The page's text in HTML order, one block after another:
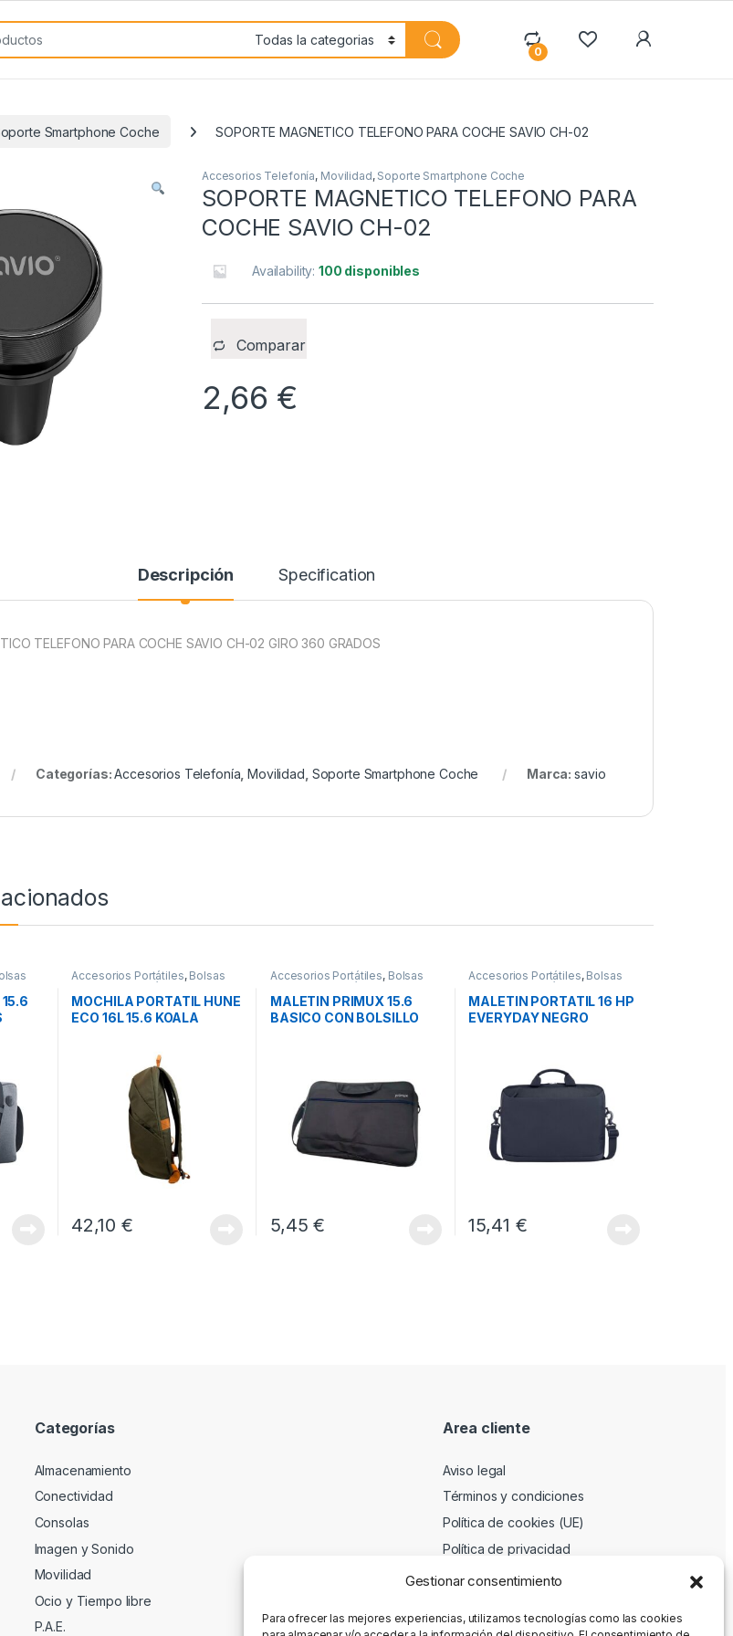
Gestionar consentimiento
Para ofrecer las mejores experiencias, utilizamos tecnologías como las cookies
0
Smartphone Coche SOPORTE MAGNETICO TELEFONO PARA COCHE SAVIO CH-02
Accesorios Telefonía, Movilidad, Soporte Smartphone Coche
SOPORTE MAGNETICO TELEFONO PARA
COCHE SAVIO CH-02
Availability:100 disponibles
Comparar
2,66 €
Descripción Specification
TELEFONO PARA COCHE SAVIO CH-02 GIRO 360 GRADOS
Categorías:Accesorios Telefonía ,Movilidad Soporte Smartphone Coche Marca:savio
Accesorios Portátiles, Bolsas
Transporte Portátiles
MOCHILA PORTATIL HUNE
ECO 16L 15.6 KOALA
42,10 €
Accesorios Portátiles, Bolsas
Transporte Portátiles
MALETIN PRIMUX 15.6
BASICO CON BOLSILLO
5,45€
Accesorios Portátiles, Bolsas
Transporte Portátiles
MALETIN PORTATIL 16 HP
EVERYDAY NEGRO
15,41 €
Categorías
Almacenamiento
Conectividad
Consolas
Imagen y Sonido
Movilidad
Ocio y Tiempo libre
P.A.E.
Area cliente
Aviso legal
Términos y condiciones
Política de cookies (UE)
Política de privacidad